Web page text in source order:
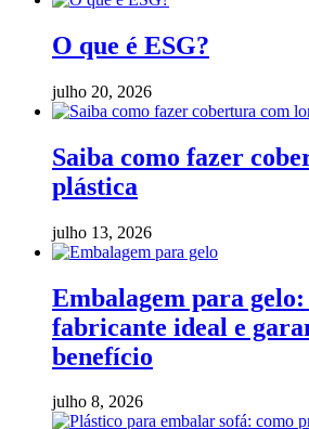
O que é ESG?
julho 20, 2026
Saiba como fazer
plástica
julho 13, 2026
Embalagem para gelo:
fabricante ideal e
benefício
julho 8, 2026